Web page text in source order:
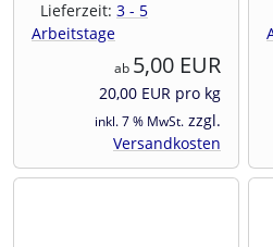
Lieferzeit: 3 - 5
Arbeitstage
ab 5,00 EUR
20,00 EUR pro kg
inkl. 7 % MwSt. zzgl.
Versandkosten